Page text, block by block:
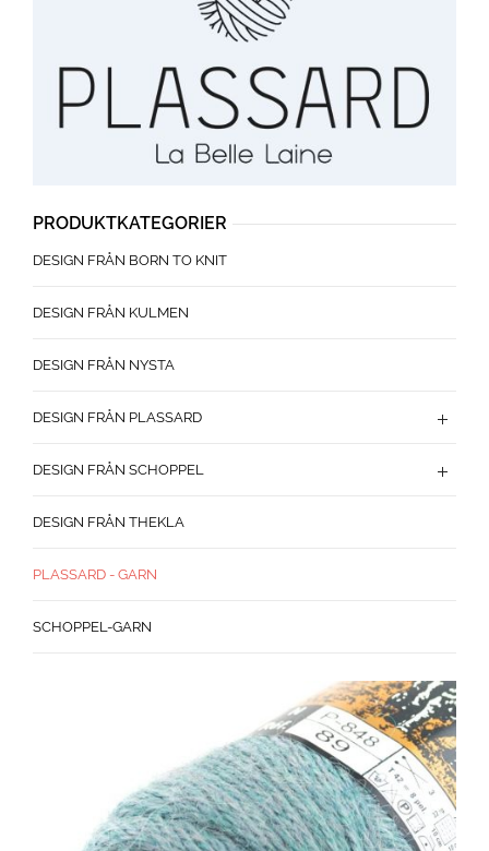
PRODUKTKATEGORIER
DESIGN FRÅN BORN TO KNIT
DESIGN FRÅN KULMEN
DESIGN FRÅN NYSTA
DESIGN FRÅN PLASSARD
DESIGN FRÅN SCHOPPEL
DESIGN FRÅN THEKLA
PLASSARD - GARN
SCHOPPEL-GARN